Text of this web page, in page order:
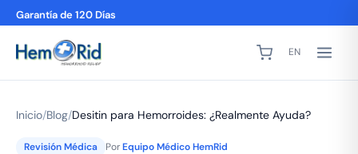
Garantía de 120 Días
EN
Inicio/Blog/Desitin para Hemorroides: ¿Realmente Ayuda?
Revisión Médica PorEquipo Médico HemRid